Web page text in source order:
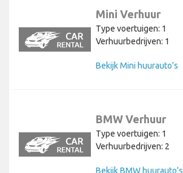
Mini Verhuur
Type voertuigen: 1
Verhuurbedrijven: 1
Bekijk Mini huurauto's
BMW Verhuur
Type voertuigen: 1
Verhuurbedrijven: 2
Bekijk BMW huurauto's